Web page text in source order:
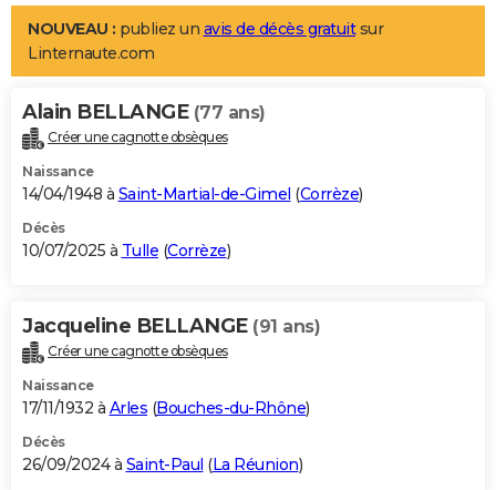
LIFESTYLE
Art de vivre
Bien-être
Loisirs
Mode
Modes de vie
Alimentation
Guide de la santé
Maladies
Médicaments
Sommeil
VOYAGE
Destinations
City break
Voyage nature
Voyage de noces
Forum
Climat
+PHOTO
GUIDES D'ACHAT
BONS PLANS
Carte de Noël
Carte Bonne année
Carte Saint-Valentin
Carte Pâques
Carte d'anniversaire
DICTIONNAIRE
Dictionnaire
Biographies
Citations
Expressions
Proverbes
PROGRAMME TV
S'inscrire
Se connecter
Lycées
Collèges
Primaires
Universités
Entreprises
Service militaire
Avis de recherche
AVIS DE DÉCÈS
NOUVEAU : publiez un avis de décès gratuitsur
Linternaute.com
Alain BELLANGE (77 ans)
Créer une cagnotte obsèques
Naissance
14/04/1948 à Saint-Martial-de-Gimel (Corrèze)
Décès
10/07/2025 à Tulle (Corrèze)
Jacqueline BELLANGE (91 ans)
Créer une cagnotte obsèques
Naissance
17/11/1932 à Arles (Bouches-du-Rhône)
Décès
26/09/2024 à Saint-Paul (La Réunion)